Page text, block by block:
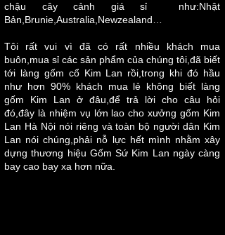
chậu cây cảnh giá sỉ như:Nhật
Bản,Brunie,Australia,Newzealand…
Tôi rất vui vì đã có rất nhiều khách mua
buôn,mua sỉ các sản phẩm của chúng tôi,đã biết
tới làng gốm cổ Kim Lan rồi,trong khi đó hầu
như hơn 90% khách mua lẻ không biết làng
gốm Kim Lan ở đâu,để trả lời cho câu hỏi
đó,đây là nhiệm vụ lớn lao cho xưởng gốm Kim
Lan Hà Nội nói riêng và toàn bộ người dân Kim
Lan nói chúng,phải nỗ lực hết mình nhằm xây
dựng thương hiệu Gốm Sứ Kim Lan ngày càng
bay cao bay xa hơn nữa.